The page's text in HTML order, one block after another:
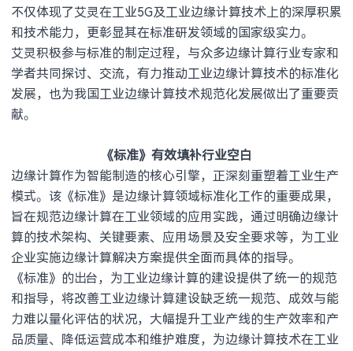
不仅体现了艾灵在工业5G及工业边缘计算技术上的深厚积累
和技术能力，更彰显其在标准研发领域的国家级实力。
艾灵积极参与标准的制定过程，与众多边缘计算行业专家和
学者共同探讨、交流，有力推动工业边缘计算技术的标准化
发展，也为我国工业边缘计算技术规范化发展做出了重要贡
献。
《标准》有效填补行业空白
边缘计算作为智能制造的核心引擎，正深刻重塑着工业生产
模式。该《标准》是边缘计算领域标准化工作的重要成果，
旨在规范边缘计算在工业领域的应用实践，通过明确边缘计
算的技术架构、关键要素、应用场景及安全要求等，为工业
企业实施边缘计算解决方案提供全面而具体的指导。
《标准》的出台，为工业边缘计算的建设提供了统一的规范
和指导，将改善工业边缘计算建设缺乏统一规范、成效与能
力难以量化评估的状况，大幅提升工业产线的生产效率和产
品质量、降低运营成本和维护难度，为边缘计算技术在工业